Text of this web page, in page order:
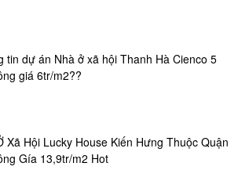
tin dự án Nhà ở xã hội Thanh Hà Cienco 5
giá 6tr/m2??
Xã Hội Lucky House Kiến Hưng Thuộc Quận
Gía 13,9tr/m2 Hot